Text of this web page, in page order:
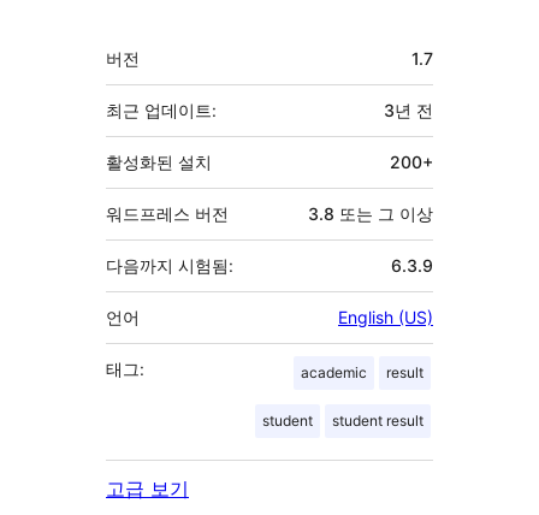
기
초
버전 1.7
최근 업데이트: 3년 전
활성화된 설치 200+
워드프레스 버전 3.8 또는 그 이상
다음까지 시험됨: 6.3.9
언어 English (US)
태그: academic result
student student result
고급 보기